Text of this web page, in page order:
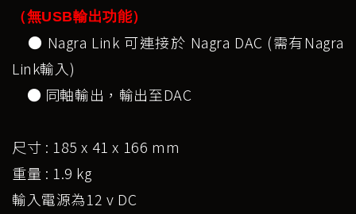
（無USB輸出功能）
● Nagra Link 可連接於 Nagra DAC (需有Nagra
Link輸入)
● 同軸輸出，輸出至DAC
尺寸 : 185 x 41 x 166 mm
重量 : 1.9 kg
輸入電源為12 v DC